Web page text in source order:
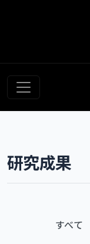
研究成果
すべて